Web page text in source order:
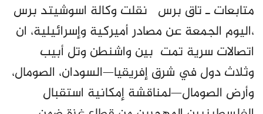
متابعات ـ تاق برس نقلت وكالة اسوشيتد برس
،اليوم الجمعة عن مصادر أميركية وإسرائيلية، ان
اتصالات سرية تمت بين واشنطن وتل أبيب
وثلاث دول في شرق إفريقيا—السودان، الصومال،
وأرض الصومال—لمناقشة إمكانية استقبال